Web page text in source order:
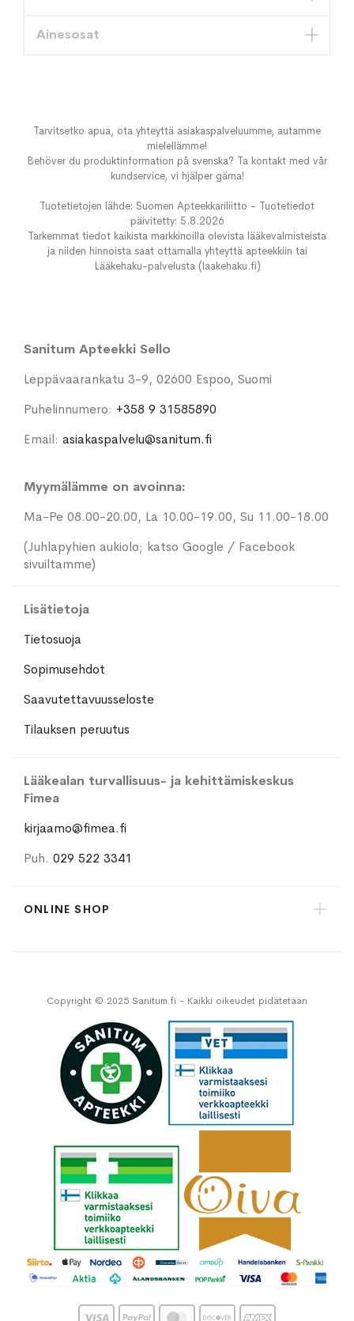
Ainesosat
Tarvitsetko apua, ota yhteyttä asiakaspalveluumme, autamme
mielellämme!
Behöver du produktinformation på svenska? Ta kontakt med vår
kundservice, vi hjälper gärna!
Tuotetietojen lähde: Suomen Apteekkariliitto - Tuotetiedot
päivitetty: 5.8.2026
Tarkemmat tiedot kaikista markkinoilla olevista lääkevalmisteista
ja niiden hinnoista saat ottamalla yhteyttä apteekkiin tai
Lääkehaku-palvelusta (laakehaku.fi)
Sanitum Apteekki Sello
Leppävaarankatu 3-9, 02600 Espoo, Suomi
Puhelinnumero: +358 9 31585890
Email: asiakaspalvelu@sanitum.fi
Myymälämme on avoinna:
Ma-Pe 08.00-20.00, La 10.00-19.00, Su 11.00-18.00
(Juhlapyhien aukiolo; katso Google / Facebook
sivuiltamme)
Lisätietoja
Tietosuoja
Sopimusehdot
Saavutettavuusseloste
Tilauksen peruutus
Lääkealan turvallisuus- ja kehittämiskeskus
Fimea
kirjaamo@fimea.fi
Puh. 029 522 3341
ONLINE SHOP
Copyright © 2025 Sanitum.fi - Kaikki oikeudet pidätetään